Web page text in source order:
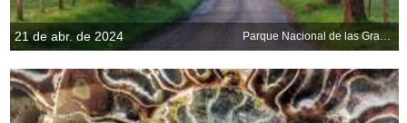
21 de abr. de 2024 Parque Nacional de las Grandes Montañas Humeantes, Tennessee, EE.UU.